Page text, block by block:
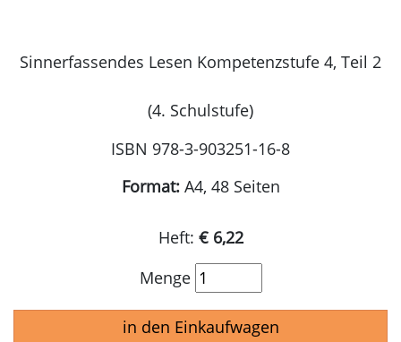
Sinnerfassendes Lesen Kompetenzstufe 4, Teil 2
(4. Schulstufe)
ISBN 978-3-903251-16-8
Format:A4, 48 Seiten
Heft: € 6,22
Menge
in den Einkaufwagen